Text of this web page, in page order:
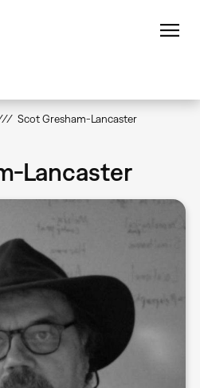
Scot Gresham-Lancaster
Lancaster